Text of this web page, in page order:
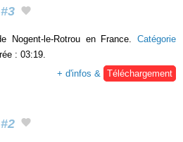
#3
Nogent-le-Rotrou en France. Catégorie
: 03:19.
+ d'infos &
Téléchargement
#2